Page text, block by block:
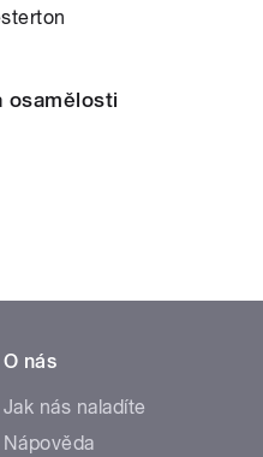
osamělosti
O nás
Jak nás naladíte
Nápověda